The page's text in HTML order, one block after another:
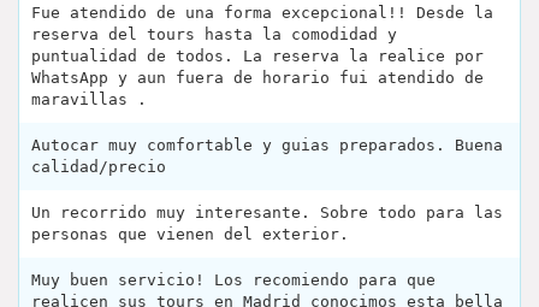
Fue atendido de una forma excepcional!! Desde la
reserva del tours hasta la comodidad y
puntualidad de todos. La reserva la realice por
WhatsApp y aun fuera de horario fui atendido de
maravillas .
Autocar muy comfortable y guias preparados. Buena
calidad/precio
Un recorrido muy interesante. Sobre todo para las
personas que vienen del exterior.
Muy buen servicio! Los recomiendo para que
realicen sus tours en Madrid conocimos esta bella